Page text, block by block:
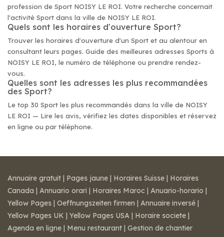
profession de Sport NOISY LE ROI. Votre recherche concernait
l'activité Sport dans la ville de NOISY LE ROI.
Quels sont les horaires d'ouverture Sport?
Trouver les horaires d'ouverture d'un Sport et au alentour en
consultant leurs pages. Guide des meilleures adresses Sports à
NOISY LE ROI, le numéro de téléphone ou prendre rendez-
vous.
Quelles sont les adresses les plus recommandées
des Sport?
Le top 30 Sport les plus recommandés dans la ville de NOISY
LE ROI — Lire les avis, vérifiez les dates disponibles et réservez
en ligne ou par téléphone.
Annuaire gratuit | Pages jaune | Horaires Suisse | Horaires
Canada | Annuario orari | Horaires Maroc | Anuario-horario |
Yellow Pages | Oeffnungszeiten firmen | Annuaire inversé |
Yellow Pages UK | Yellow Pages USA | Horaire societe |
Agenda en ligne | Menu restaurant | Gestion de chantier